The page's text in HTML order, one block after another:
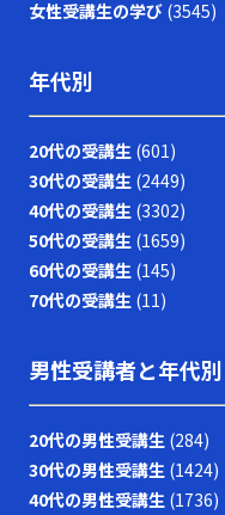
女性受講生の学び (3545)
年代別
20代の受講生 (601)
30代の受講生 (2449)
40代の受講生 (3302)
50代の受講生 (1659)
60代の受講生 (145)
70代の受講生 (11)
男性受講者と年代別
20代の男性受講生 (284)
30代の男性受講生 (1424)
40代の男性受講生 (1736)